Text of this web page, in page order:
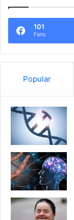
101
Fans
Popular